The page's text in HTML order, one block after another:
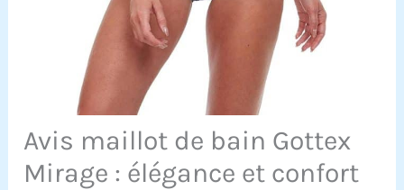
Avis maillot de bain Gottex
Mirage : élégance et confort